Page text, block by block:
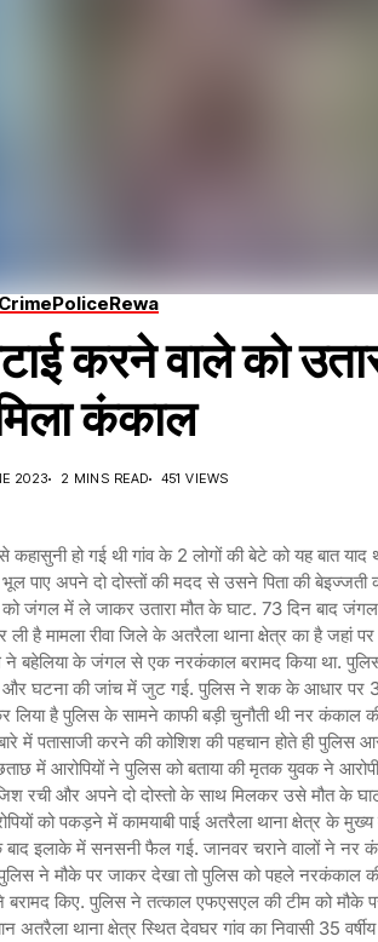
CrimePoliceRewa
करने वाले को
कंकाल
2023 2 MINS READ 451 VIEWS
से कहासुनी हो गई थी गांव के 2 लोगों की बेटे को यह बात
पाए अपने दो दोस्तों की मदद से उसने पिता की
जंगल में ले जाकर उतारा मौत के घाट. 73 दिन बाद
है मामला रीवा जिले के अतरैला थाना क्षेत्र का है जहां
बहेलिया के जंगल से एक नरकंकाल बरामद किया था.
घटना की जांच में जुट गई. पुलिस ने शक के आधार पर 3
लिया है पुलिस के सामने काफी बड़ी चुनौती थी नर कंकाल
में पतासाजी करने की कोशिश की पहचान होते ही पुलिस
में आरोपियों ने पुलिस को बताया की मृतक युवक ने
रची और अपने दो दोस्तो के साथ मिलकर उसे मौत के
को पकड़ने में कामयाबी पाई अतरैला थाना क्षेत्र के
इलाके में सनसनी फैल गई. जानवर चराने वालों ने नर
ने मौके पर जाकर देखा तो पुलिस को पहले नरकंकाल
किए. पुलिस ने तत्काल एफएसएल की टीम को मौके
अतरैला थाना क्षेत्र स्थित देवघर गांव का निवासी 35